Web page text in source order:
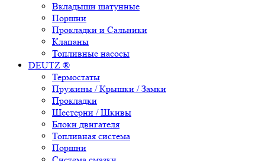
Вкладыши шатунные
Поршни
Прокладки и Сальники
Клапаны
Топливные насосы
DEUTZ ®
Термостаты
Пружины / Крышки / Замки
Прокладки
Шестерни / Шкивы
Блоки двигателя
Топливная система
Поршни